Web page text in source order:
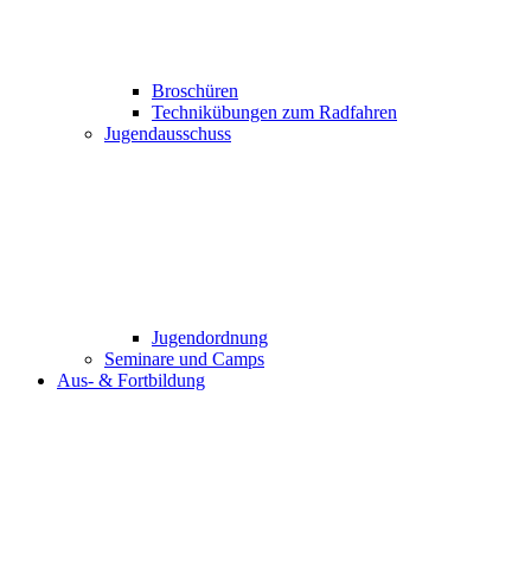
Broschüren
Technikübungen zum Radfahren
Jugendausschuss
Jugendordnung
Seminare und Camps
Aus- & Fortbildung